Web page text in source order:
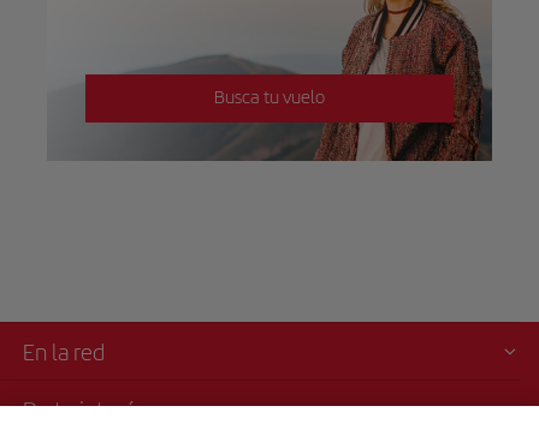
Busca tu vuelo
En la red
De tu interés